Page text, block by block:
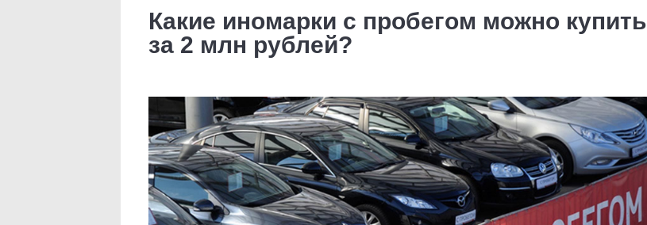
Какие иномарки с пробегом можно купить
за 2 млн рублей?